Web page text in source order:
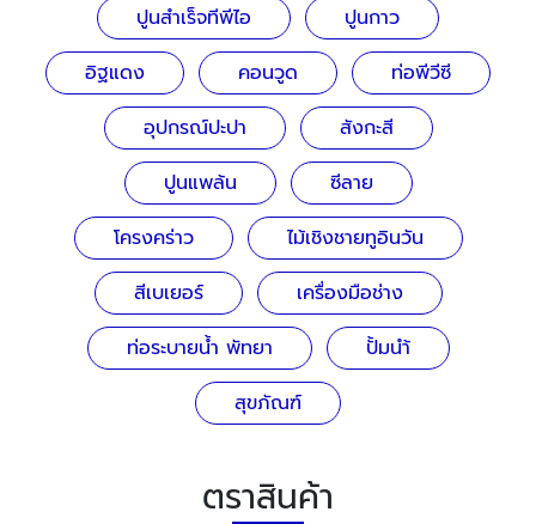
ปูนสำเร็จทีพีไอ
ปูนกาว
อิฐแดง
คอนวูด
ท่อพีวีซี
อุปกรณ์ปะปา
สังกะสี
ปูนแพล้น
ซีลาย
โครงคร่าว
ไม้เชิงชายทูอินวัน
สีเบเยอร์
เครื่องมือช่าง
ท่อระบายน้ำ พัทยา
ปั้มนำ้
สุขภัณฑ์
ตราสินค้า